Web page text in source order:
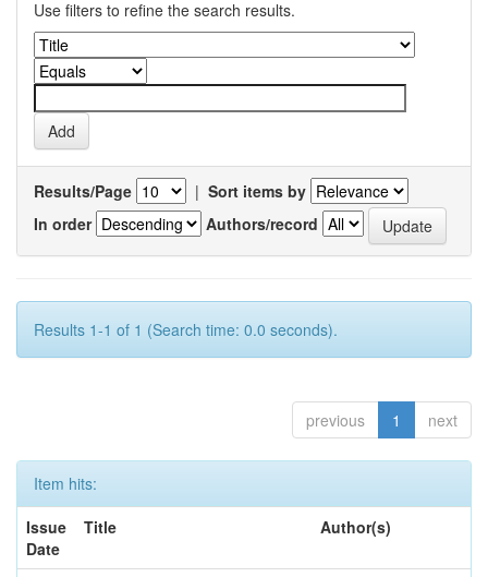
Use filters to refine the search results.
Results/Page | Sort items by
In order
Authors/record
Results 1-1 of 1 (Search time: 0.0 seconds).
previous 1 next
Item hits:
Issue
Date
Title Author(s)